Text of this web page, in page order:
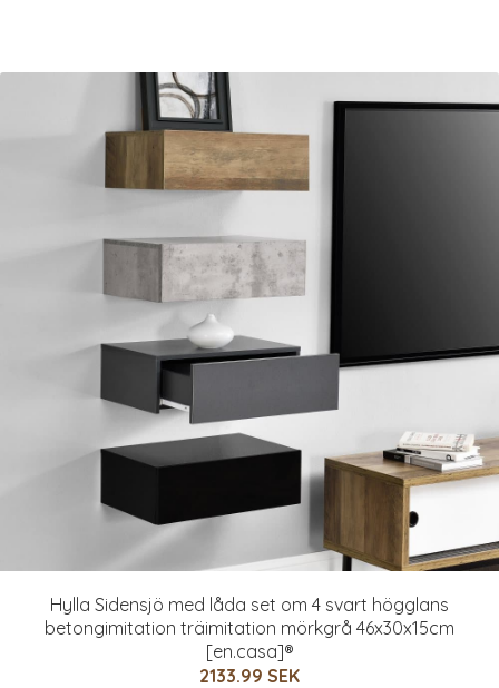
Hylla Sidensjö med låda set om 4 svart högglans
betongimitation träimitation mörkgrå 46x30x15cm
[en.casa]®
2133.99 SEK